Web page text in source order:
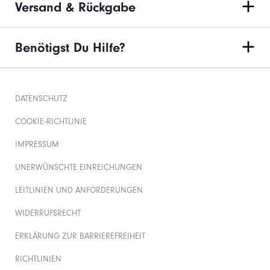
Versand & Rückgabe
Benötigst Du Hilfe?
DATENSCHUTZ
COOKIE-RICHTLINIE
IMPRESSUM
UNERWÜNSCHTE EINREICHUNGEN
LEITLINIEN UND ANFORDERUNGEN
WIDERRUFSRECHT
ERKLÄRUNG ZUR BARRIEREFREIHEIT
RICHTLINIEN